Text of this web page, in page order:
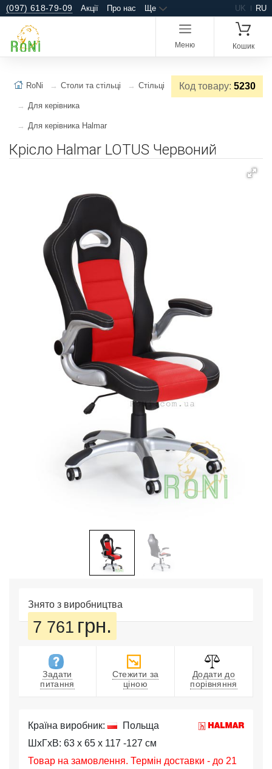
(097) 618-79-09 Акції Про нас Ще UK RU
Меню Кошик
Код товару: 5230
RoNi Столи та стільці Стільці
Для керівника
Для керівника Halmar
Крісло Halmar LOTUS Червоний
Знято з виробництва
7 761 грн.
Задати
питання
Стежити за
ціною
Додати до
порівняння
Країна виробник:
Польща
ШхГхВ: 63 x 65 x 117 -127 см
Товар на замовлення. Термін доставки - до 21